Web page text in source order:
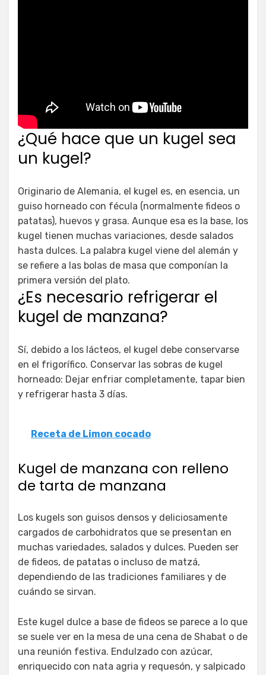
¿Qué hace que un kugel sea
un kugel?
Originario de Alemania, el kugel es, en esencia, un
guiso horneado con fécula (normalmente fideos o
patatas), huevos y grasa. Aunque esa es la base, los
kugel tienen muchas variaciones, desde salados
hasta dulces. La palabra kugel viene del alemán y
se refiere a las bolas de masa que componían la
primera versión del plato.
¿Es necesario refrigerar el
kugel de manzana?
Sí, debido a los lácteos, el kugel debe conservarse
en el frigorífico. Conservar las sobras de kugel
horneado: Dejar enfriar completamente, tapar bien
y refrigerar hasta 3 días.
Receta de Limon cocado
Kugel de manzana con relleno
de tarta de manzana
Los kugels son guisos densos y deliciosamente
cargados de carbohidratos que se presentan en
muchas variedades, salados y dulces. Pueden ser
de fideos, de patatas o incluso de matzá,
dependiendo de las tradiciones familiares y de
cuándo se sirvan.
Este kugel dulce a base de fideos se parece a lo que
se suele ver en la mesa de una cena de Shabat o de
una reunión festiva. Endulzado con azúcar,
enriquecido con nata agria y requesón, y salpicado